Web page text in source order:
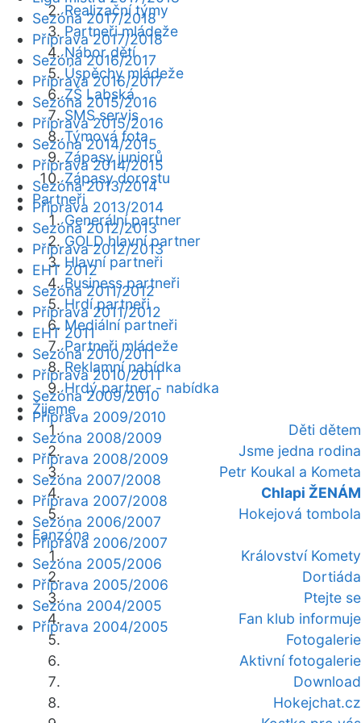
Realizační týmy
Partneři mládeže
Nábor dětí
Úspěchy mládeže
ZŠ Labská
SMS servis
Týmová fota
Zápasy juniorů
Zápasy dorostu
Partneři
Generální partner
GOLD hlavní partner
Hlavní partneři
Business partneři
Hrdí partneři
Mediální partneři
Partneři mládeže
Reklamní nabídka
Hrdý partner - nabídka
Žijeme
Děti dětem
Jsme jedna rodina
Petr Koukal a Kometa
Chlapi ŽENÁM
Hokejová tombola
Fanzóna
Království Komety
Dortiáda
Ptejte se
Fan klub informuje
Fotogalerie
Aktivní fotogalerie
Download
Hokejchat.cz
Sezóna 2017/2018
Příprava 2017/2018
Sezóna 2016/2017
Příprava 2016/2017
Sezóna 2015/2016
Příprava 2015/2016
Sezóna 2014/2015
Příprava 2014/2015
Sezóna 2013/2014
Příprava 2013/2014
Sezóna 2012/2013
Příprava 2012/2013
EHT 2012
Sezóna 2011/2012
Příprava 2011/2012
EHT 2011
Sezóna 2010/2011
Příprava 2010/2011
Sezóna 2009/2010
Příprava 2009/2010
Sezóna 2008/2009
Příprava 2008/2009
Sezóna 2007/2008
Příprava 2007/2008
Sezóna 2006/2007
Příprava 2006/2007
Sezóna 2005/2006
Příprava 2005/2006
Sezóna 2004/2005
Příprava 2004/2005